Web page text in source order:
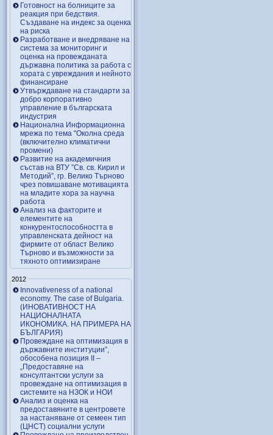
Готовност на болниците за
реакция при бедствия.
Създаване на индекс за оценка
на риска
Разработване и внедряване на
система за мониторинг и
оценка на провежданата
държавна политика за работа с
хората с увреждания и нейното
финансиране
Утвърждаване на стандарти за
добро корпоративно
управление в българската
индустрия
Национална Информационна
мрежа по тема "Околна среда
(включително климатични
промени)
Развитие на академичния
състав на ВТУ ”Св. св. Кирил и
Методий”, гр. Велико Търново
чрез повишаване мотивацията
на младите хора за научна
работа
Анализ на факторите и
елементите на
конкурентоспособността в
управленската дейност на
фирмите от област Велико
Търново и възможности за
тяхното оптимизиране
2012
Innovativeness of a national
economy. The case of Bulgaria.
(ИНОВАТИВНОСТ НА
НАЦИОНАЛНАТА
ИКОНОМИКА. НА ПРИМЕРА НА
БЪЛГАРИЯ)
Провеждане на оптимизация в
държавните институции”,
обособена позиция ІІ –
„Предоставяне на
консултантски услуги за
провеждане на оптимизация в
системите на НЗОК и НОИ
Анализ и оценка на
предоставяните в центровете
за настаняване от семеен тип
(ЦНСТ) социални услуги